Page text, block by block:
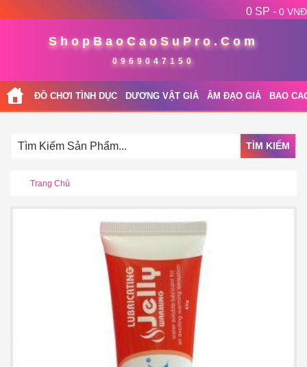
0 SP - 0 VNĐ
ShopBaoCaoSuPro.Com
0969047150
ĐỒ CHƠI TÌNH DỤC DƯƠNG VẬT GIẢ ÂM ĐẠO GIẢ BAO
TÌM KIẾM
Trang Chủ